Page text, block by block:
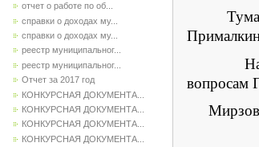
отчет о работе по об...
справки о доходах му...
справки о доходах му...
реестр муниципальног...
реестр муниципальног...
Отчет за 2017 год
КОНКУРСНАЯ ДОКУМЕНТА...
КОНКУРСНАЯ ДОКУМЕНТА...
КОНКУРСНАЯ ДОКУМЕНТА...
КОНКУРСНАЯ ДОКУМЕНТА...
вопросам